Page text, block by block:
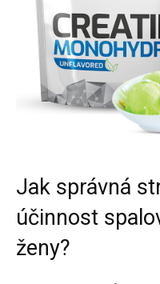
Jak správná
účinnost
ženy?